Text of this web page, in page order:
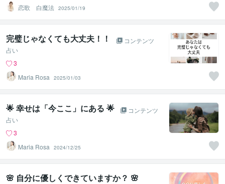
恋歌 白魔法 2025/01/19
完璧じゃなくても大丈夫！！
コンテンツ
占い
3
Maria Rosa
2025/01/03
🌟 幸せは「今ここ」にある 🌟
コンテンツ
占い
3
Maria Rosa
2024/12/25
🌸 自分に優しくできていますか？ 🌸